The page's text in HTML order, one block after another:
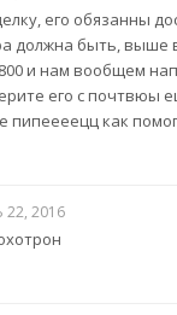
его обязанны
должна быть, выше
и нам вообщем
его с почтвюы
как
22, 2016